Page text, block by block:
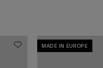
MADE IN EUROPE